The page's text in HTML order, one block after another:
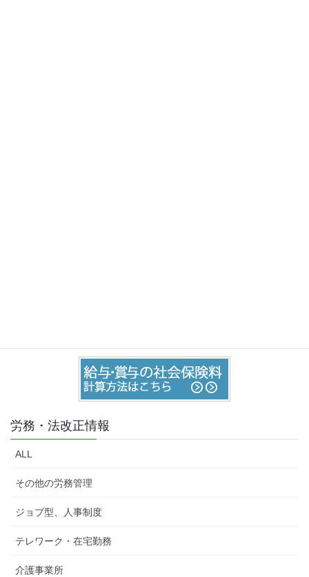
労務・法改正情報
ALL
その他の労務管理
ジョブ型、人事制度
テレワーク・在宅勤務
介護事業所